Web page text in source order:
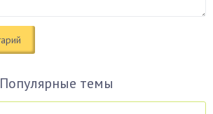
Популярные темы